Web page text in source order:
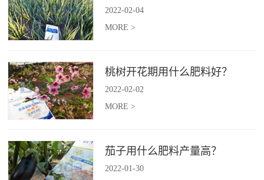
2022-02-04
MORE >
桃树开花期用什么肥料好？
2022-02-02
MORE >
茄子用什么肥料产量高？
2022-01 -30